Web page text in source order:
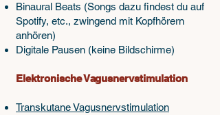
Binaural Beats (Songs dazu findest du auf
Spotify, etc., zwingend mit Kopfhörern
anhören)
Digitale Pausen (keine Bildschirme)
Elektronische Vagusnervstimulation
Transkutane Vagusnervstimulation